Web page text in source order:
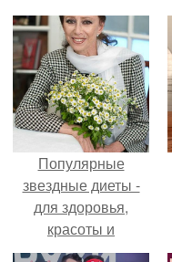
Популярные
звездные диеты -
для здоровья,
красоты и
стройности.